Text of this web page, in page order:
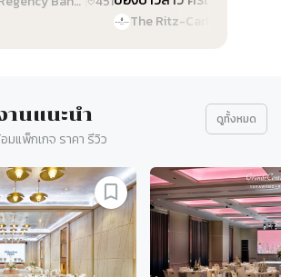
ทุกดีเทล @ The Ritz-
นแนะนำ
แพ็กเกจ ราคา รีวิว
ดูทั้งหมด